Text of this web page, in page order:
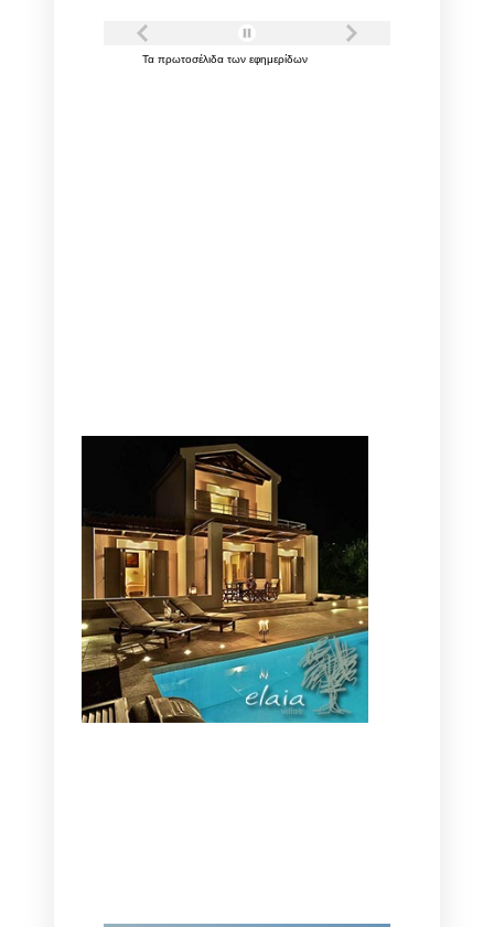
Τα πρωτοσέλιδα των εφημερίδων